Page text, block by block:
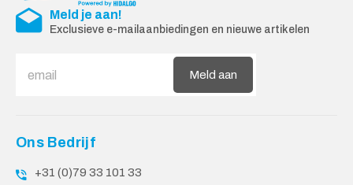
Meld je aan!
Exclusieve e-mailaanbiedingen en nieuwe artikelen
Meld aan
Ons Bedrijf
+31 (0)79 33 101 33